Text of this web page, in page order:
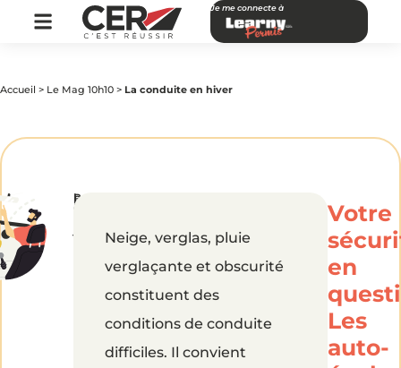
Je me connecte à
Accueil > Le Mag 10h10 > La conduite en hiver
La
conduite
en
hiver
par
CER
|Publié
le
janvierNeige, verglas, pluie
verglaçante et obscurité
constituent des
conditions de conduite
difficiles. Il convient
Votre
en
Les
auto-